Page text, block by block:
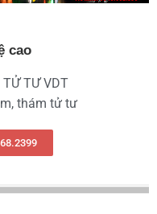
cao
TƯ VDT
, thám tử tư